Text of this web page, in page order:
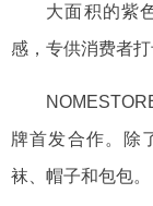
大面积的紫
感，专供消费者打
牌首发合作。除
袜、帽子和包包。